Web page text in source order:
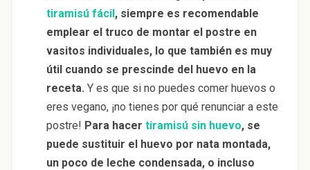
tiramisú fácil, siempre es recomendable
emplear el truco de montar el postre en
vasitos individuales, lo que también es muy
útil cuando se prescinde del huevo en la
receta. Y es que si no puedes comer huevos o
eres vegano, ¡no tienes por qué renunciar a este
postre! Para hacer tiramisú sin huevo, se
puede sustituir el huevo por nata montada,
un poco de leche condensada, o incluso